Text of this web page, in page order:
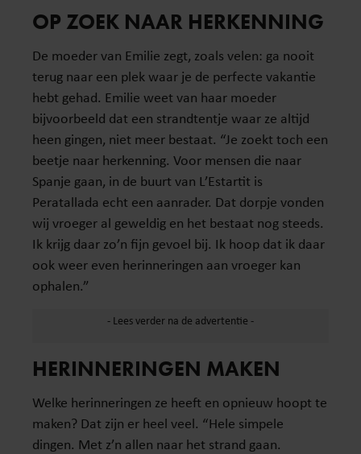
OP ZOEK NAAR HERKENNING
De moeder van Emilie zegt, zoals velen: ga nooit
terug naar een plek waar je de perfecte vakantie
hebt gehad. Emilie weet van haar moeder
bijvoorbeeld dat een strandtentje waar ze altijd
heen gingen, niet meer bestaat. “Je zoekt toch een
beetje naar herkenning. Voor mensen die naar
Spanje gaan, in de buurt van L’Estartit is
Peratallada echt een aanrader. Dat dorpje vonden
wij vroeger al geweldig en het bestaat nog steeds.
Ik krijg daar zo’n fijn gevoel bij. Ik hoop dat ik daar
ook weer even herinneringen aan vroeger kan
ophalen.”
HERINNERINGEN MAKEN
Welke herinneringen ze heeft en opnieuw hoopt te
maken? Dat zijn er heel veel. “Hele simpele
dingen. Met z’n allen naar het strand gaan.